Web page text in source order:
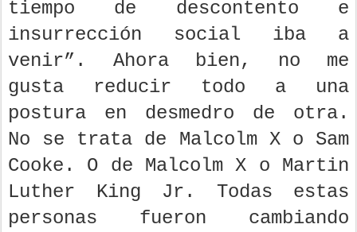
tiempo de descontento e
insurrección social iba a
venir”. Ahora bien, no me
gusta reducir todo a una
postura en desmedro de otra.
No se trata de Malcolm X o Sam
Cooke. O de Malcolm X o Martin
Luther King Jr. Todas estas
personas fueron cambiando